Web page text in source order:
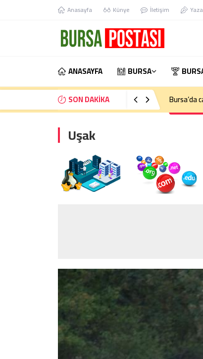
Anasayfa Künye İletişim
ANASAYFA BURSA
SON DAKİKA
Bursa’da
Uşak